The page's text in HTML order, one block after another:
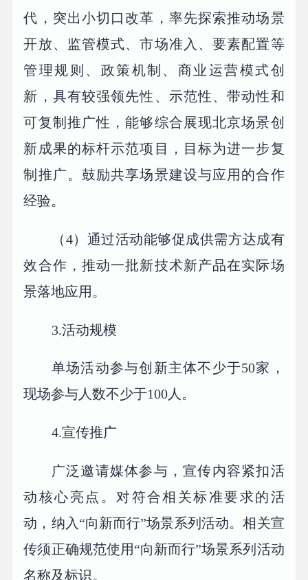
代，突出小切口改革，率先探索推动场景
开放、监管模式、市场准入、要素配置等
管理规则、政策机制、商业运营模式创
新，具有较强领先性、示范性、带动性和
可复制推广性，能够综合展现北京场景创
新成果的标杆示范项目，目标为进一步复
制推广。鼓励共享场景建设与应用的合作
经验。
（4）通过活动能够促成供需方达成有
效合作，推动一批新技术新产品在实际场
景落地应用。
3.活动规模
单场活动参与创新主体不少于50家，
现场参与人数不少于100人。
4.宣传推广
广泛邀请媒体参与，宣传内容紧扣活
动核心亮点。对符合相关标准要求的活
动，纳入“向新而行”场景系列活动。相关宣
传须正确规范使用“向新而行”场景系列活动
名称及标识。